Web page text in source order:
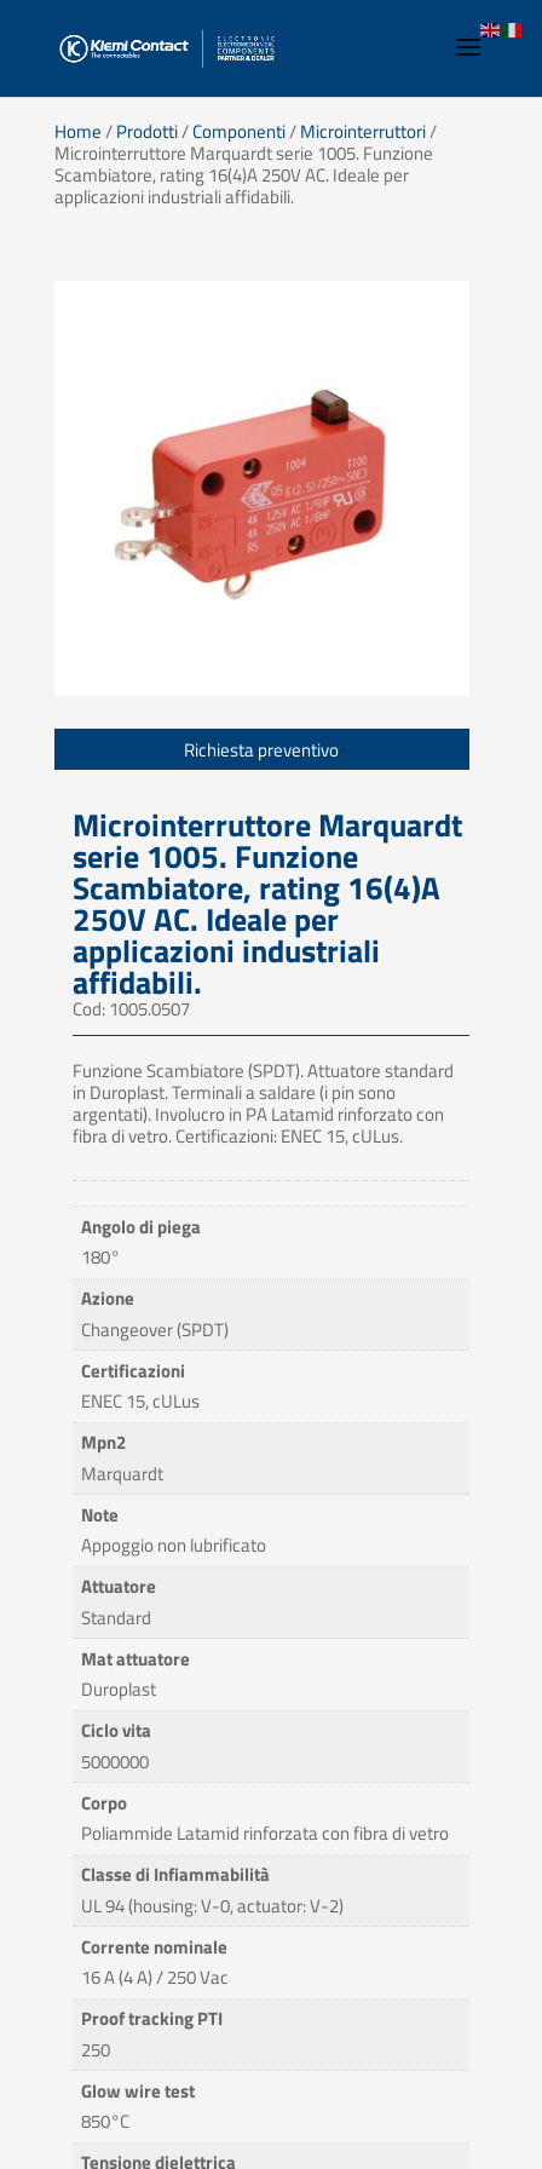
Home/Prodotti/Componenti/Microinterruttori/
Microinterruttore Marquardt serie 1005. Funzione
Scambiatore, rating 16(4)A 250V AC. Ideale per
applicazioni industriali affidabili.
Richiesta preventivo
Microinterruttore Marquardt
serie 1005. Funzione
Scambiatore, rating 16(4)A
250V AC. Ideale per
applicazioni industriali
affidabili.
Cod: 1005.0507
Funzione Scambiatore (SPDT). Attuatore standard
in Duroplast. Terminali a saldare (i pin sono
argentati). Involucro in PA Latamid rinforzato con
fibra di vetro. Certificazioni: ENEC 15, cULus.
Angolo di piega
180°
Azione
Changeover (SPDT)
Certificazioni
ENEC 15, cULus
Mpn2
Marquardt
Note
Appoggio non lubrificato
Attuatore
Standard
Mat attuatore
Duroplast
Ciclo vita
5000000
Corpo
Poliammide Latamid rinforzata con fibra di vetro
Classe di Infiammabilità
UL 94 (housing: V-0, actuator: V-2)
Corrente nominale
16 A (4 A) / 250 Vac
Proof tracking PTI
250
Glow wire test
850°C
Tensione dielettrica